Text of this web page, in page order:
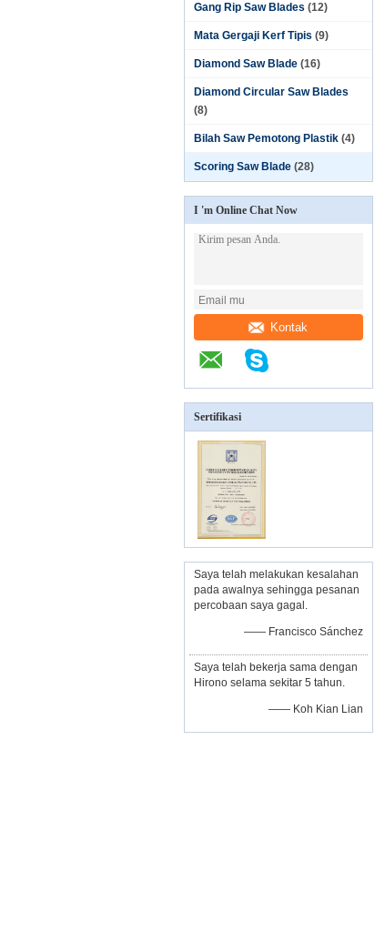
Gang Rip Saw Blades (12)
Mata Gergaji Kerf Tipis (9)
Diamond Saw Blade (16)
Diamond Circular Saw Blades
(8)
Bilah Saw Pemotong Plastik (4)
Scoring Saw Blade (28)
I 'm Online Chat Now
Kontak
Sertifikasi
Saya telah melakukan kesalahan
pada awalnya sehingga pesanan
percobaan saya gagal.
—— Francisco Sánchez
Saya telah bekerja sama dengan
Hirono selama sekitar 5 tahun.
—— Koh Kian Lian